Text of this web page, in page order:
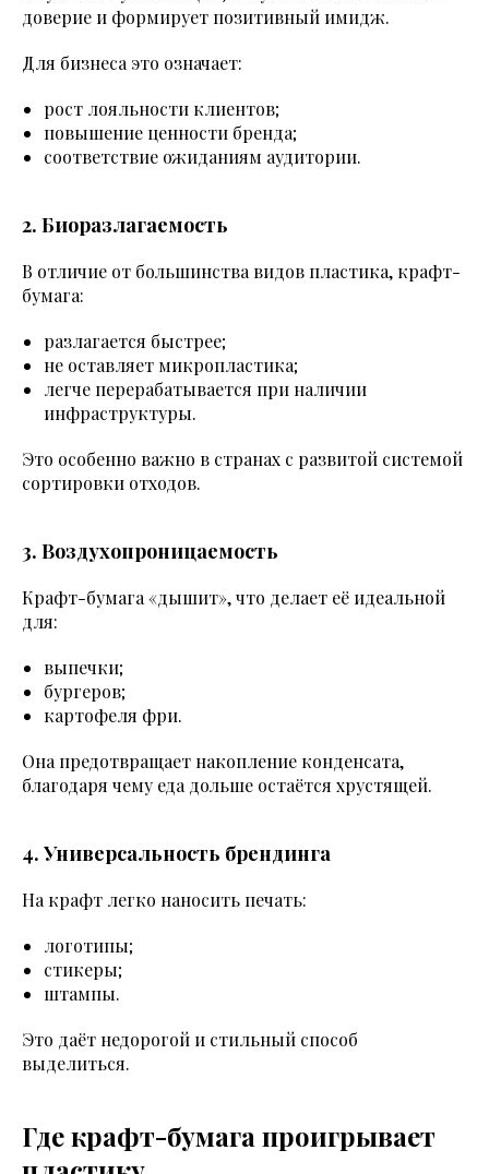
доверие и формирует позитивный имидж.
Для бизнеса это означает:
рост лояльности клиентов;
повышение ценности бренда;
соответствие ожиданиям аудитории.
2. Биоразлагаемость
В отличие от большинства видов пластика, крафт-
бумага:
разлагается быстрее;
не оставляет микропластика;
легче перерабатывается при наличии
инфраструктуры.
Это особенно важно в странах с развитой системой
сортировки отходов.
3. Воздухопроницаемость
Крафт-бумага «дышит», что делает её идеальной
для:
выпечки;
бургеров;
картофеля фри.
Она предотвращает накопление конденсата,
благодаря чему еда дольше остаётся хрустящей.
4. Универсальность брендинга
На крафт легко наносить печать:
логотипы;
стикеры;
штампы.
Это даёт недорогой и стильный способ
выделиться.
Где крафт-бумага проигрывает